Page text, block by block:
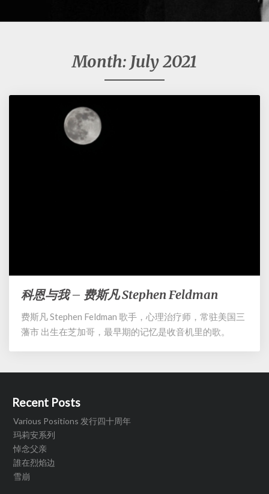
Month: July 2021
科
与
我
斯
Stephen
科恩与我 – 费斯凡 Stephen Feldman
费斯凡 Stephen Feldman 歌手，心理治疗师，常驻美国三
藩市 出生在芝加哥，最早期的记忆是收音机里的歌。
Recent Posts
Various Positions 发行四十周年
玛莉安系列
悼念父亲
誰在烈焰边
雪崩